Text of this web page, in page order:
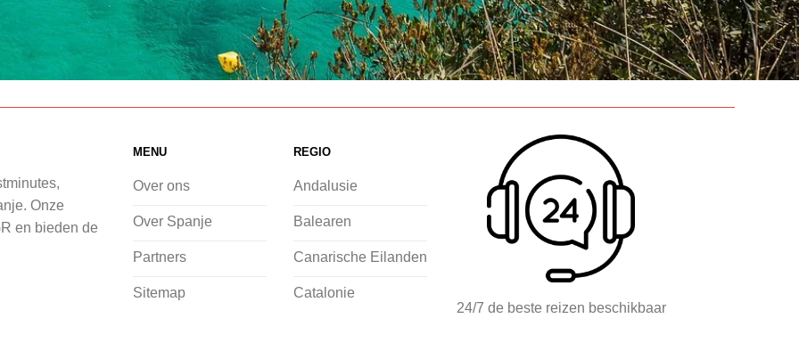
Onze
en bieden de
MENU
Over ons
Over Spanje
Partners
Sitemap
REGIO
Andalusie
Balearen
Canarische Eilanden
Catalonie
24/7 de beste reizen beschikbaar